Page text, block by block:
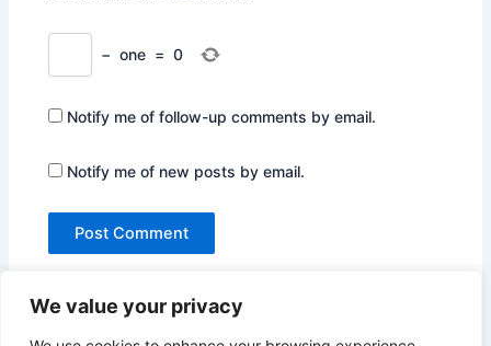
We value your privacy
− one = 0
Notify me of follow-up comments by email.
Notify me of new posts by email.